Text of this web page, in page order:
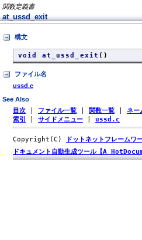
関数定義書
at_ussd_exit
構文
void at_ussd_exit ()
ファイル名
ussd.c
See Also
目次 ファイル一覧 関数一覧 ネー
索引
サイドメニュー ussd.c
Copyright(C) ドットネットフレームワ
ドキュメント自動生成ツール【A